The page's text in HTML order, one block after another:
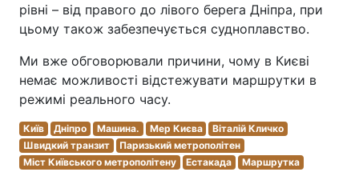
рівні – від правого до лівого берега Дніпра, при
цьому також забезпечується судноплавство.
Ми вже обговорювали причини, чому в Києві
немає можливості відстежувати маршрутки в
режимі реального часу.
Київ Дніпро Машина. Мер Києва
Віталій Кличко
Швидкий транзит
Паризький метрополітен
Міст Київського метрополітену
Естакада Маршрутка